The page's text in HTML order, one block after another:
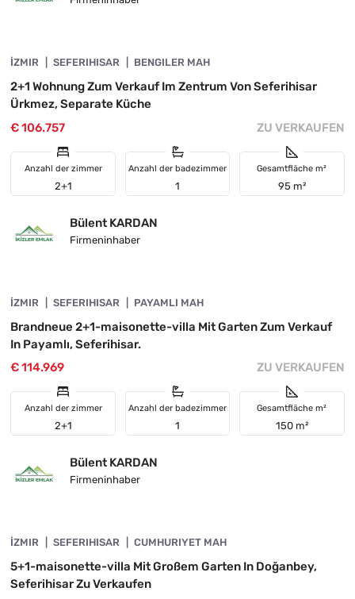
VORGESTELLT
İZMIR SEFERIHISAR BENGILER MAH
2+1 Wohnung Zum Verkauf Im Zentrum Von Seferihisar
Ürkmez, Separate Küche
€ 106.757
ZU VERKAUFEN
Anzahl der zimmer
2+1
Anzahl der badezimmer
1
Gesamtfläche m²
95 m²
Bülent KARDAN
Firmeninhaber
VORGESTELLT
İZMIR SEFERIHISAR PAYAMLI MAH
Brandneue 2+1-maisonette-villa Mit Garten Zum Verkauf
In Payamlı, Seferihisar.
€ 114.969
ZU VERKAUFEN
Anzahl der zimmer
2+1
Anzahl der badezimmer
1
Gesamtfläche m²
150 m²
Bülent KARDAN
Firmeninhaber
INVESTITION
İZMIR SEFERIHISAR CUMHURIYET MAH
5+1-maisonette-villa Mit Großem Garten In Doğanbey,
Seferihisar Zu Verkaufen